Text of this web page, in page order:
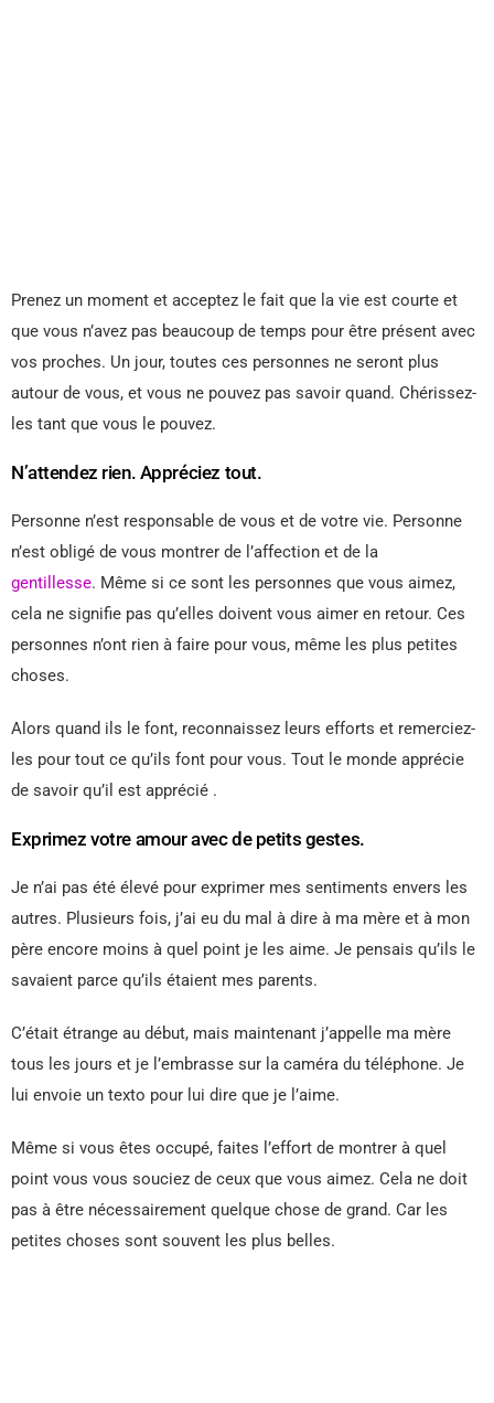
Prenez un moment et acceptez le fait que la vie est courte et
que vous n’avez pas beaucoup de temps pour être présent avec
vos proches. Un jour, toutes ces personnes ne seront plus
autour de vous, et vous ne pouvez pas savoir quand. Chérissez-
les tant que vous le pouvez.
N’attendez rien. Appréciez tout.
Personne n’est responsable de vous et de votre vie. Personne
n’est obligé de vous montrer de l’affection et de la
gentillesse. Même si ce sont les personnes que vous aimez,
cela ne signifie pas qu’elles doivent vous aimer en retour. Ces
personnes n’ont rien à faire pour vous, même les plus petites
choses.
Alors quand ils le font, reconnaissez leurs efforts et remerciez-
les pour tout ce qu’ils font pour vous. Tout le monde apprécie
de savoir qu’il est apprécié .
Exprimez votre amour avec de petits gestes.
Je n’ai pas été élevé pour exprimer mes sentiments envers les
autres. Plusieurs fois, j’ai eu du mal à dire à ma mère et à mon
père encore moins à quel point je les aime. Je pensais qu’ils le
savaient parce qu’ils étaient mes parents.
C’était étrange au début, mais maintenant j’appelle ma mère
tous les jours et je l’embrasse sur la caméra du téléphone. Je
lui envoie un texto pour lui dire que je l’aime.
Même si vous êtes occupé, faites l’effort de montrer à quel
point vous vous souciez de ceux que vous aimez. Cela ne doit
pas à être nécessairement quelque chose de grand. Car les
petites choses sont souvent les plus belles.